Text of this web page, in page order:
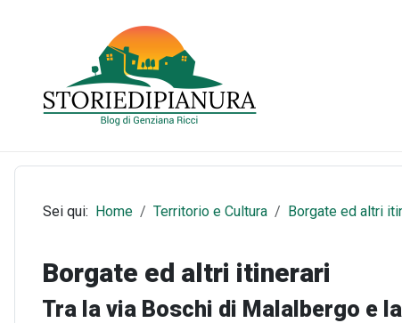
Sei qui: Home Territorio e Cultura Borgate ed altri
Borgate ed altri itinerari
Tra la via Boschi di Malalbergo e